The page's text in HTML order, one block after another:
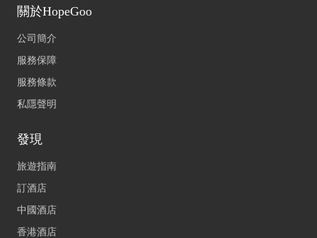
關於HopeGoo
公司簡介
服務保障
服務條款
私隱聲明
發現
旅遊指南
訂酒店
中國酒店
香港酒店